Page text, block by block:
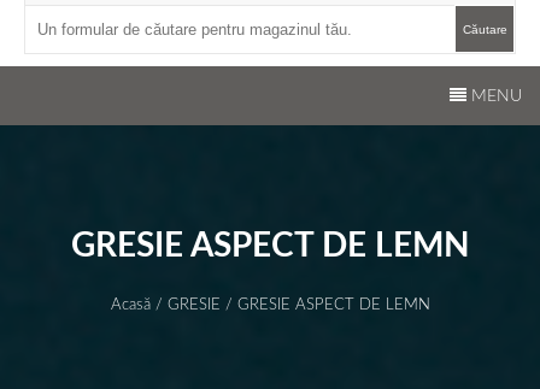
Căutare
MENU
GRESIE ASPECT DE LEMN
Acasă/ GRESIE / GRESIE ASPECT DE LEMN